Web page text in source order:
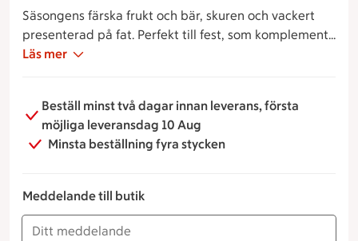
Säsongens färska frukt och bär, skuren och vackert
presenterad på fat. Perfekt till fest, som komplement
till en buffé eller på konferensbordet.
Läs mer
Beställ minst två dagar innan leverans, första
möjliga leveransdag 10 Aug
Minsta beställning fyra stycken
Meddelande till butik